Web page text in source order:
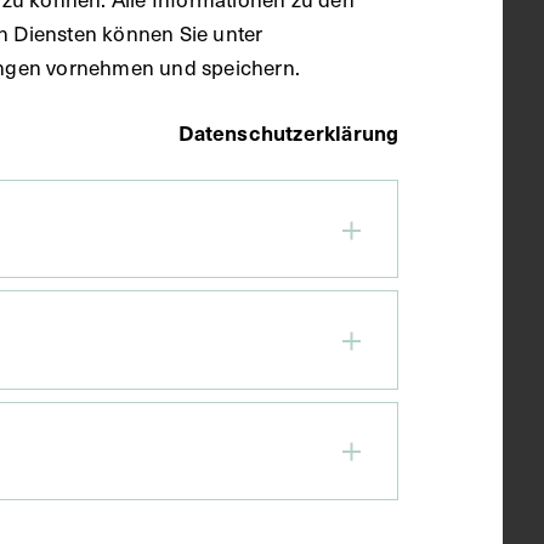
Diensten können Sie unter
vornehmen und speichern.
Datenschutzerklärung